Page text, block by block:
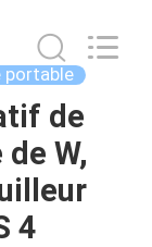
portable
de
W,
4